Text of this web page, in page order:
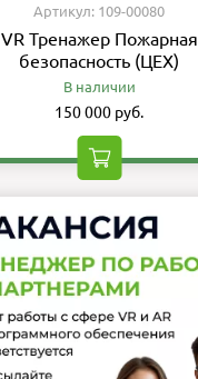
Артикул: 109-00080
VR Тренажер Пожарная
безопасность (ЦЕХ)
В наличии
150 000 руб.